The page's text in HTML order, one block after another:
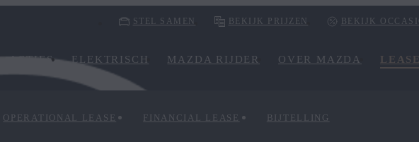
STEL SAMEN BEKIJK PRIJZEN BEKIJK
ACTIES ELEKTRISCH MAZDA RIJDER OVER MAZDA
OPERATIONAL LEASE FINANCIAL LEASE BIJTELLING